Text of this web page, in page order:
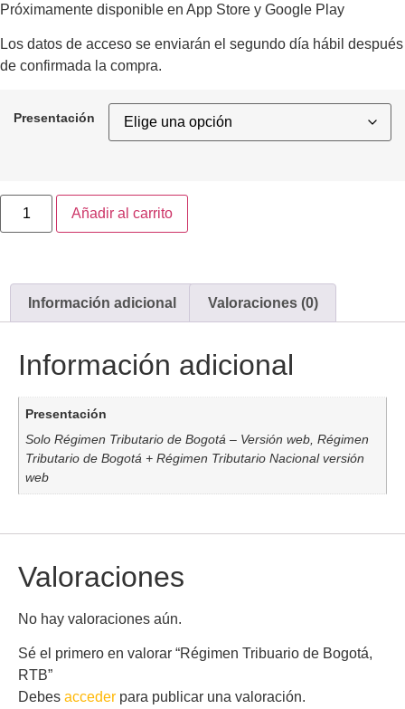
Próximamente disponible en App Store y Google Play
Los datos de acceso se enviarán el segundo día hábil después
de confirmada la compra.
Presentación
Añadir al carrito
Información adicional Valoraciones (0)
Información adicional
Presentación
Solo Régimen Tributario de Bogotá – Versión web, Régimen
Tributario de Bogotá + Régimen Tributario Nacional versión
web
Valoraciones
No hay valoraciones aún.
Sé el primero en valorar “Régimen Tribuario de Bogotá,
RTB”
Debes acceder para publicar una valoración.